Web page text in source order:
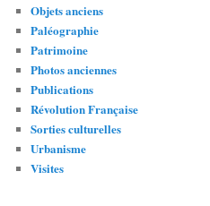
Objets anciens
Paléographie
Patrimoine
Photos anciennes
Publications
Révolution Française
Sorties culturelles
Urbanisme
Visites